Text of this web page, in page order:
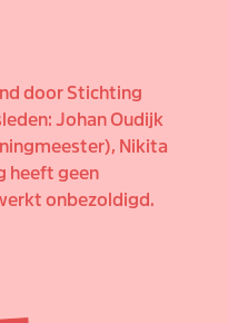
door Stichting
Johan Oudijk
Nikita
heeft geen
onbezoldigd.